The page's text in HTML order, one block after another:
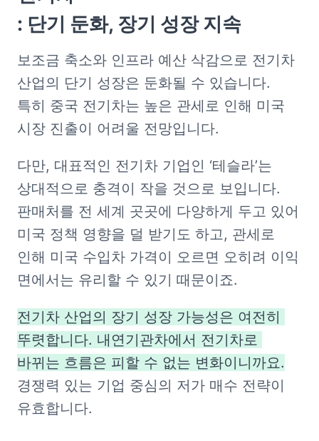
: 단기 둔화, 장기 성장 지속
보조금 축소와 인프라 예산 삭감으로 전기차
산업의 단기 성장은 둔화될 수 있습니다.
특히 중국 전기차는 높은 관세로 인해 미국
시장 진출이 어려울 전망입니다.
다만, 대표적인 전기차 기업인 ‘테슬라’는
상대적으로 충격이 작을 것으로 보입니다.
판매처를 전 세계 곳곳에 다양하게 두고 있어
미국 정책 영향을 덜 받기도 하고, 관세로
인해 미국 수입차 가격이 오르면 오히려 이익
면에서는 유리할 수 있기 때문이죠.
전기차 산업의 장기 성장 가능성은 여전히
뚜렷합니다. 내연기관차에서 전기차로
바뀌는 흐름은 피할 수 없는 변화이니까요.
경쟁력 있는 기업 중심의 저가 매수 전략이
유효합니다.